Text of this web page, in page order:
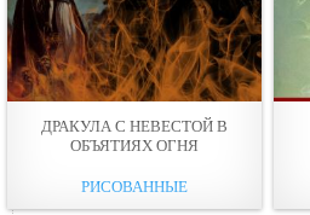
ДРАКУЛА С НЕВЕСТОЙ В
ОБЪЯТИЯХ ОГНЯ
РИСОВАННЫЕ